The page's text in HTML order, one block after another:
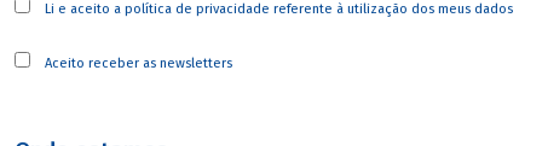
Li e aceito a política de privacidade referente à utilização dos meus dados
Aceito receber as newsletters